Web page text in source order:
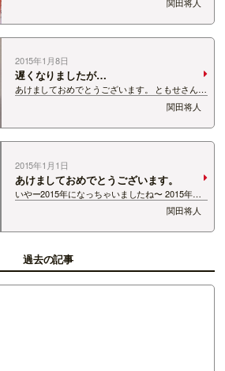
いたこ焼きを販売！ ふるさと村限定メニューもあ
るとか！？ 関田も美味しいたこ焼きに舌鼓。 こ
りゃうまい！ 一個が大きい！ 12日ま…
2015年1月8日
遅くなりましたが…
あけましておめでとうございます。 ともせさんが
書いた俺です。 たった2分で書き上げました。 似
関田将人
2015年1月1日
あけましておめでとうございます。
いやー2015年になっちゃいましたね〜 2015年は
ゴールデンピッグスで迎え、家に帰り爆睡。 そし
て今はもうＦＭ新潟です(笑) 独り身としては、元
日に家で一人ぼっちってぇのはきついんす。 それ
関田将人
過去の記事